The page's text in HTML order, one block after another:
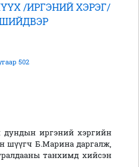
/ИРГЭНИЙ ХЭРЭГ/
502
дундын иргэний хэргийн
шүүгч Б.Марина даргалж,
танхимд хийсэн